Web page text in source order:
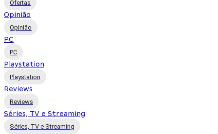
Ofertas
Opinião
Opinião
PC
PC
Playstation
Playstation
Reviews
Reviews
Séries, TV e Streaming
Séries, TV e Streaming